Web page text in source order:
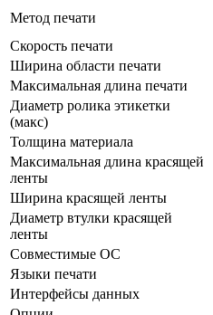
Метод печати
Скорость печати
Ширина области печати
Максимальная длина печати
Диаметр ролика этикетки
(макс)
Толщина материала
Максимальная длина красящей
ленты
Ширина красящей ленты
Диаметр втулки красящей
ленты
Совместимые ОС
Языки печати
Интерфейсы данных